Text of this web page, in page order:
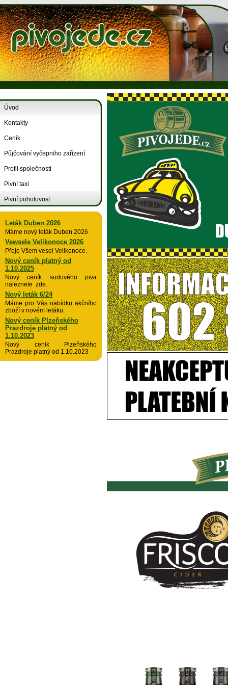
Úvod
Kontakty
Ceník
Půjčování vyčepního zařízení
Profil společnosti
Pivní taxi
Pivní pohotovost
Leták Duben 2026
Máme nový leták Duben 2026
Vewsele Velikonoce 2026
Přeje Všem vesel Velikonoce.
Nový ceník platný od
1.10.2025
Nový ceník sudového piva
naleznete zde.
Nový leták 6/24
Máme pro Vás nabídku akčního
zboží v novém letáku.
Nový ceník Plzeňského
Prazdroje platný od
1.10.2023
Nový ceník Plzeňského
Prazdroje platný od 1.10.2023